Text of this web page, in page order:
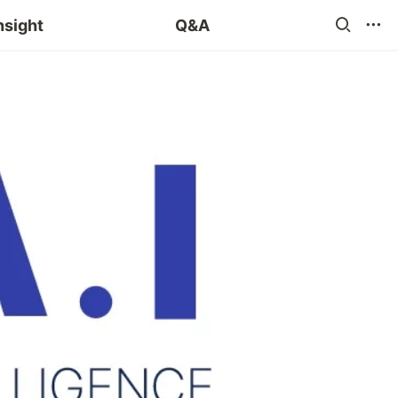
Q&A
blog 챌린지